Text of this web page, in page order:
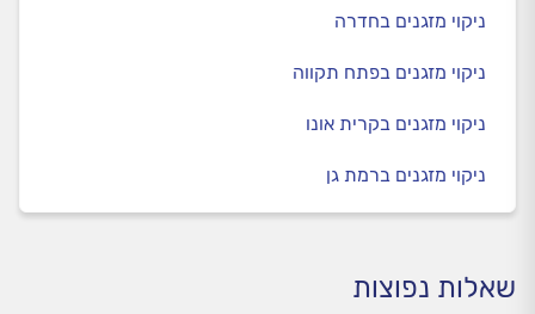
ניקוי מזגנים בחדרה
ניקוי מזגנים בפתח תקווה
ניקוי מזגנים בקרית אונו
ניקוי מזגנים ברמת גן
שאלות נפוצות